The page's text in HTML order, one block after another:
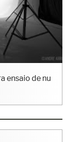
ensaio de nu